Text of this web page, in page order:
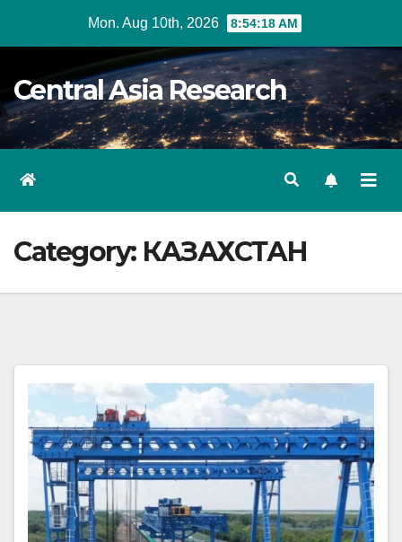
Mon. Aug 10th, 2026 8:54:19 AM
Central Asia Research
Category: КАЗАХСТАН